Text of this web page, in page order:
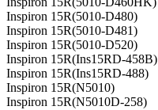
Inspiron 15R(5010-D480)
Inspiron 15R(5010-D481)
Inspiron 15R(5010-D520)
Inspiron 15R(Ins15RD-458B)
Inspiron 15R(Ins15RD-488)
Inspiron 15R(N5010)
Inspiron 15R(N5010D-258)